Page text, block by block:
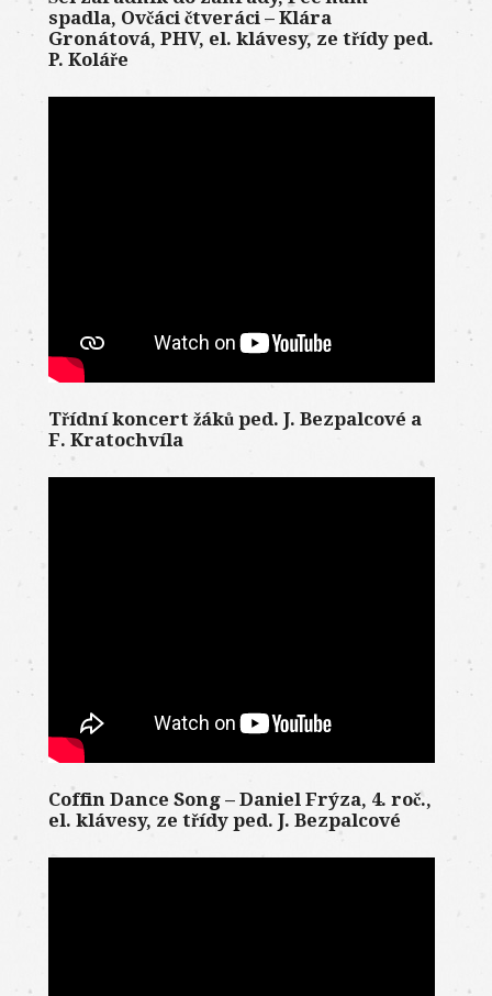
spadla, Ovčáci čtveráci – Klára
Gronátová, PHV, el. klávesy, ze třídy ped.
P. Koláře
Třídní koncert žáků ped. J. Bezpalcové a
F. Kratochvíla
Coffin Dance Song – Daniel Frýza, 4. roč.,
el. klávesy, ze třídy ped. J. Bezpalcové